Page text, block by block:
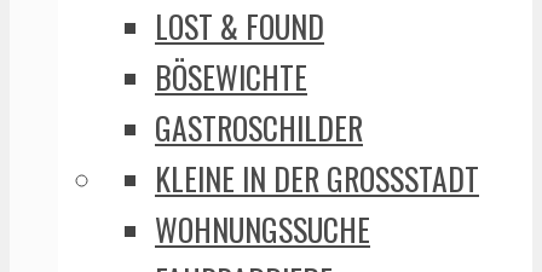
LOST & FOUND
BÖSEWICHTE
GASTROSCHILDER
KLEINE IN DER GROSSSTADT
WOHNUNGSSUCHE